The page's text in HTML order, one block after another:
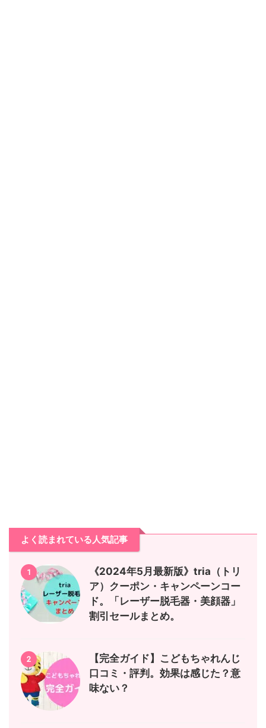
よく読まれている人気記事
1
《2024年5月最新版》tria（トリ
ア）クーポン・キャンペーンコー
ド。「レーザー脱毛器・美顔器」
割引セールまとめ。
2
【完全ガイド】こどもちゃれんじ
口コミ・評判。効果は感じた？意
味ない？